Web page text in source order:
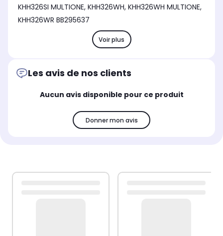
KHH326SI MULTIONE, KHH326WH, KHH326WH MULTIONE,
KHH326WR BB295637
Voir plus
Les avis de nos clients
Aucun avis disponible pour ce produit
Donner mon avis